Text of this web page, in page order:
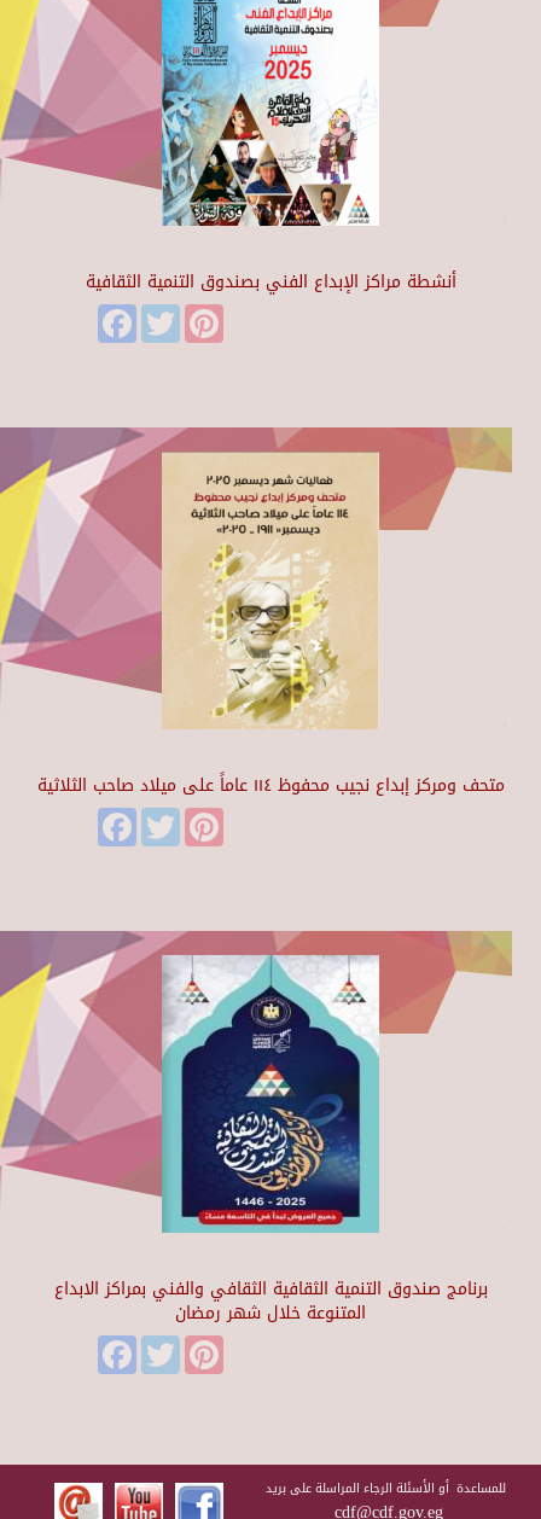
أنشطة مراكز الإبداع الفني بصندوق التنمية الثقافية
FacebookTwitter
متحف ومركز إبداع نجيب محفوظ ١١٤ عاماً على ميلاد صاحب الثلاثية
FacebookTwitter
برنامج صندوق التنمية الثقافية الثقافي والفني بمراكز الابداع
المتنوعة خلال شهر رمضان
FacebookTwitter
للمساعدة أو الأسئلة الرجاء المراسلة على بريد